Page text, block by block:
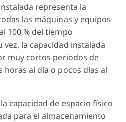
representa la
las máquinas y equipos
100 % del tiempo
la capacidad instalada
muy cortos periodos de
al día o pocos días al
capacidad de espacio físico
para el almacenamiento